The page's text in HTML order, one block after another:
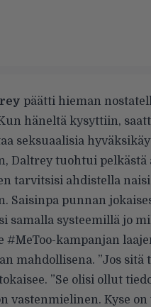
päätti hieman
häneltä kysyttiin,
seksuaalisia
Daltrey tuohtui pelkästä
tarvitsisi ahdistella
Saisinpa punnan
samalla systeemillä jo
#MeToo-kampanjan
mahdollisena. ”Jos sitä
”Se olisi ollut
vastenmielinen. Kyse